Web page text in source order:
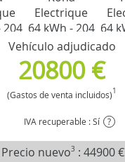
Vehículo adjudicado
20800 €
(Gastos de venta incluidos)1
IVA recuperable : Sí ?
Precio nuevo3 : 44900 €